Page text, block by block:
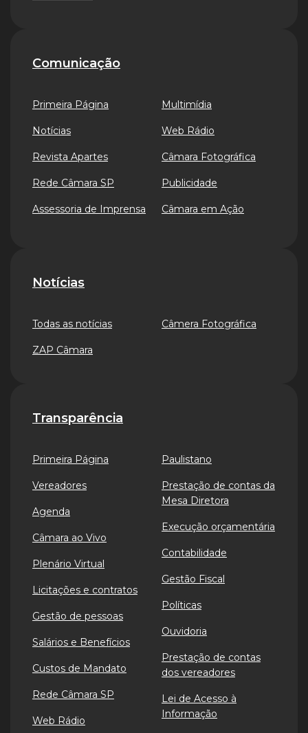
Comunicação
Primeira Página
Notícias
Revista Apartes
Rede Câmara SP
Assessoria de Imprensa
Multimídia
Web Rádio
Câmara Fotográfica
Publicidade
Câmara em Ação
Notícias
Todas as notícias
ZAP Câmara
Câmera Fotográfica
Transparência
Primeira Página
Vereadores
Agenda
Câmara ao Vivo
Plenário Virtual
Licitações e contratos
Gestão de pessoas
Salários e Benefícios
Custos de Mandato
Rede Câmara SP
Web Rádio
Paulistano
Prestação de contas da
Mesa Diretora
Execução orçamentária
Contabilidade
Gestão Fiscal
Políticas
Ouvidoria
Prestação de contas
dos vereadores
Lei de Acesso à
Informação